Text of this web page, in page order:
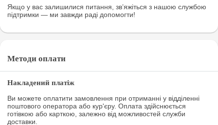
Якщо у вас залишилися питання, зв’яжіться з нашою службою
підтримки — ми завжди раді допомогти!
Методи оплати
Накладений платіж
Ви можете оплатити замовлення при отриманні у відділенні
поштового оператора або кур'єру. Оплата здійснюється
готівкою або карткою, залежно від можливостей служби
доставки.